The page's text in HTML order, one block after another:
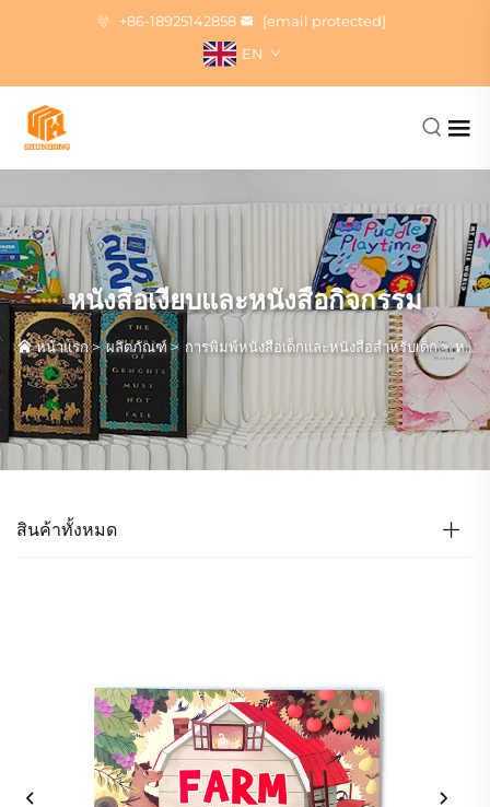
+86-18925142858
[email protected]
EN
หนังสือเงียบและหนังสือกิจกรรม
หน้าแรก>ผลิตภัณฑ์> การพิมพ์หนังสือเด็กและหนังสือสำหรับเด็ก>หนังสือเงียบและหนังสือกิจกรรม
สินค้าทั้งหมด